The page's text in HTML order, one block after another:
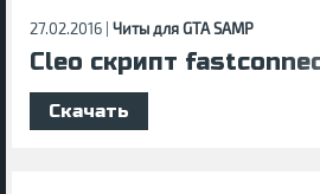
27.02.2016 | Читы для GTA SAMP
Cleo скрипт
Скачать